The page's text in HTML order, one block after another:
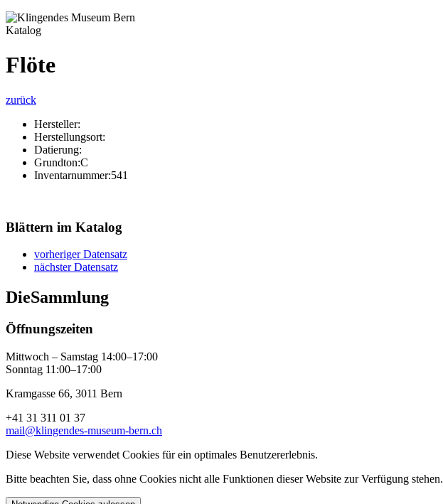
Katalog
Flöte
zurück
Hersteller:
Herstellungsort:
Datierung:
Grundton:C
Inventarnummer:541
Blättern im Katalog
vorheriger Datensatz
nächster Datensatz
DieSammlung
Öffnungszeiten
Mittwoch – Samstag 14:00–17:00
Sonntag 11:00–17:00
Kramgasse 66, 3011 Bern
+41 31 311 01 37
mail@klingendes-museum-bern.ch
Diese Website verwendet Cookies für ein optimales Benutzererlebnis.
Bitte beachten Sie, dass ohne Cookies nicht alle Funktionen dieser Website zur Verfügung stehen.